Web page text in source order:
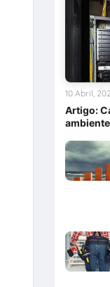
Artigo:
10 Abril,